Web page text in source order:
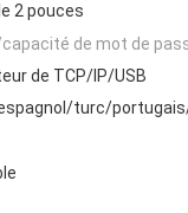
2 pouces
de mot de
de TCP/IP/USB
turc/